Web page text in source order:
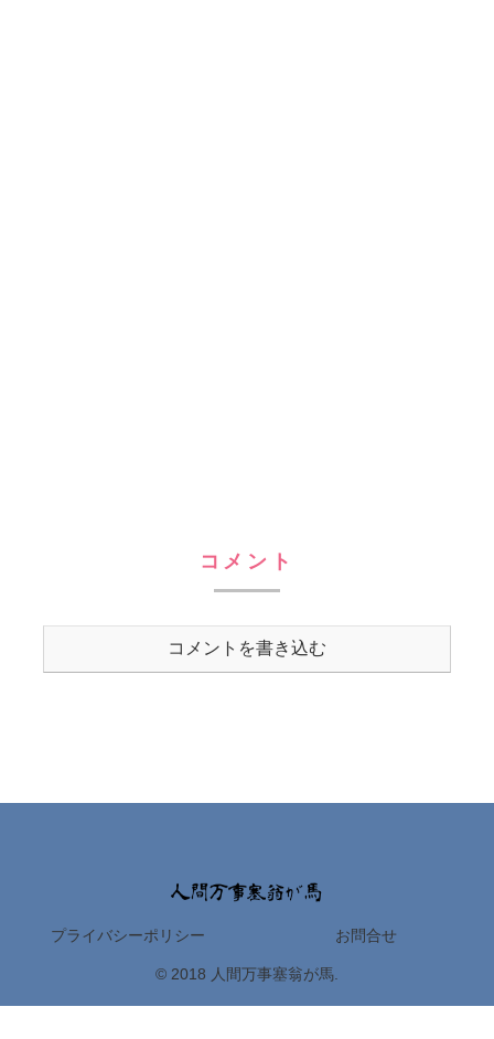
コメント
コメントを書き込む
プライバシーポリシー お問合せ
© 2018 人間万事塞翁が馬.